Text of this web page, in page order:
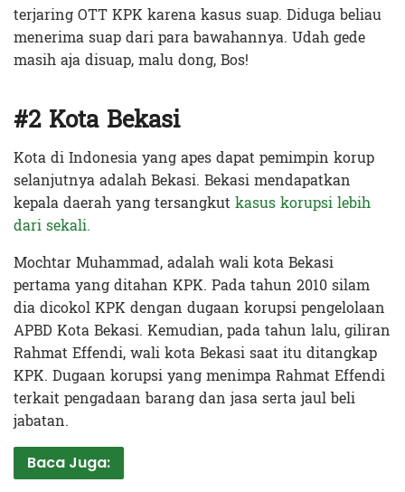
terjaring OTT KPK karena kasus suap. Diduga beliau
menerima suap dari para bawahannya. Udah gede
masih aja disuap, malu dong, Bos!
#2 Kota Bekasi
Kota di Indonesia yang apes dapat pemimpin korup
selanjutnya adalah Bekasi. Bekasi mendapatkan
kepala daerah yang tersangkutkasus korupsi lebih
dari sekali.
Mochtar Muhammad, adalah wali kota Bekasi
pertama yang ditahan KPK. Pada tahun 2010 silam
dia dicokol KPK dengan dugaan korupsi pengelolaan
APBD Kota Bekasi. Kemudian, pada tahun lalu, giliran
Rahmat Effendi, wali kota Bekasi saat itu ditangkap
KPK. Dugaan korupsi yang menimpa Rahmat Effendi
terkait pengadaan barang dan jasa serta jaul beli
jabatan.
Baca Juga: